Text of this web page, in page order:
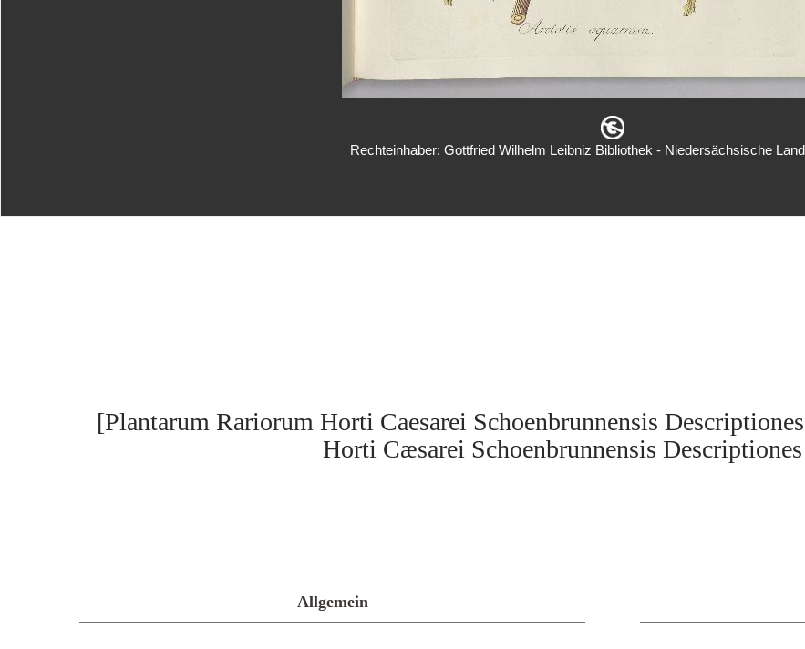
Rechteinhaber: Gottfried Wilhelm Leibniz Bibliothek - Niedersächsische
[Plantarum Rariorum Horti Caesarei Schoenbrunnensis
Horti Cæsarei Schoenbrunnensis
Allgemein